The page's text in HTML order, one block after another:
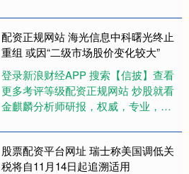
豪华SUV的新车，在尺寸、动力....
配资正规网站 海光信息中科曙光终止
重组 或因“二级市场股价变化较大”
登录新浪财经APP 搜索【信披】查看
更多考评等级配资正规网站 炒股就看
金麒麟分析师研报，权威，专业，及
12月10日，海光信息技....
股票配资平台网址 瑞士称美国调低关
税将自11月14日起追溯适用